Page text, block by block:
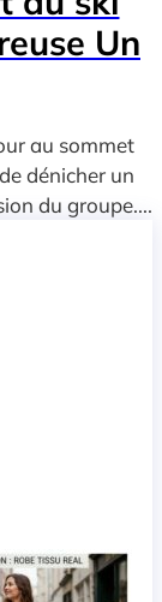
Un
au sommet
dénicher un
du groupe....